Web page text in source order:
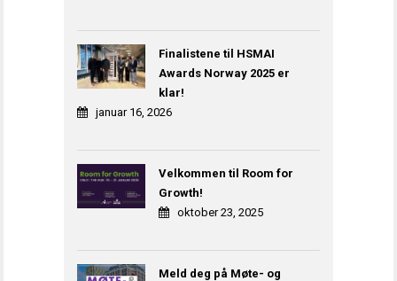
Finalistene til HSMAI
Awards Norway 2025 er
klar!
januar 16, 2026
Velkommen til Room for
Growth!
oktober 23, 2025
Meld deg på Møte- og